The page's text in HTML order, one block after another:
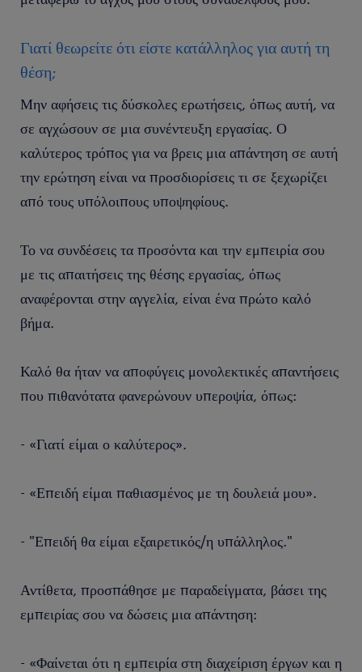
Γιατί θεωρείτε ότι είστε κατάλληλος για αυτή τη
θέση;
Μην αφήσεις τις δύσκολες ερωτήσεις, όπως αυτή, να
σε αγχώσουν σε μια συνέντευξη εργασίας. Ο
καλύτερος τρόπος για να βρεις μια απάντηση σε αυτή
την ερώτηση είναι να προσδιορίσεις τι σε ξεχωρίζει
από τους υπόλοιπους υποψηφίους.
Το να συνδέσεις τα προσόντα και την εμπειρία σου
με τις απαιτήσεις της θέσης εργασίας, όπως
αναφέρονται στην αγγελία, είναι ένα πρώτο καλό
βήμα.
Καλό θα ήταν να αποφύγεις μονολεκτικές απαντήσεις
που πιθανότατα φανερώνουν υπεροψία, όπως:
- «Γιατί είμαι ο καλύτερος».
- «Επειδή είμαι παθιασμένος με τη δουλειά μου».
- "Επειδή θα είμαι εξαιρετικός/η υπάλληλος."
Αντίθετα, προσπάθησε με παραδείγματα, βάσει της
εμπειρίας σου να δώσεις μια απάντηση:
- «Φαίνεται ότι η εμπειρία στη διαχείριση έργων και η